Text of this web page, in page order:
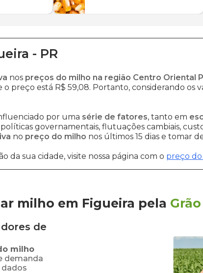
- PR
nos preços do milho na região Centro Oriental
o preço está R$ 59,08. Portanto, considerando os
por uma série de fatores, tanto em
governamentais, flutuações cambiais,
no preço do milho nos últimos 15 dias e tomar
da sua cidade, visite nossa página com o preço
milho em Figueira pela
de
milho
demanda
dados